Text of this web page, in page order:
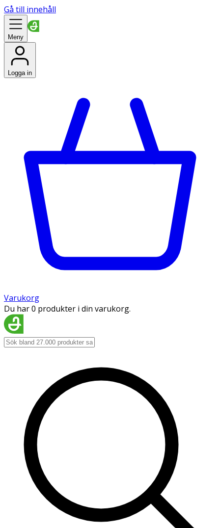
Gå till innehåll
Meny
Logga in
Varukorg
Du har 0 produkter i din varukorg.